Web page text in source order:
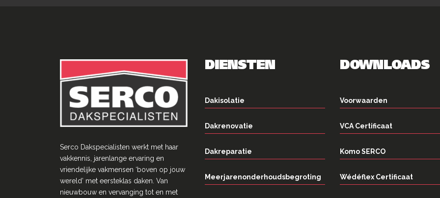
Serco Dakspecialisten werkt met haar
vakkennis, jarenlange ervaring en
vriendelĳke vakmensen ‘boven op jouw
wereld’ met eersteklas daken. Van
nieuwbouw en vervanging tot en met
DIENSTEN
Dakisolatie
Dakrenovatie
Dakreparatie
Meerjarenonderhoudsbegroting
DOWNLOADS
Voorwaarden
VCA Certificaat
Komo SERCO
Wédéflex Certificaat